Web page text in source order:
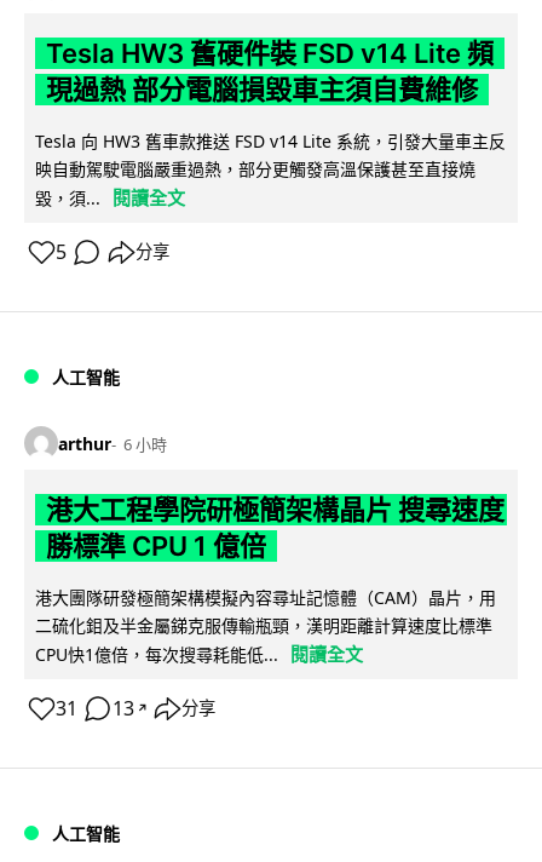
Tesla HW3 舊硬件裝 FSD v14 Lite 頻
現過熱 部分電腦損毀車主須自費維修
Tesla 向 HW3 舊車款推送 FSD v14 Lite 系統，引發大量車主反
映自動駕駛電腦嚴重過熱，部分更觸發高溫保護甚至直接燒
毀，須...
閱讀全文
5 分享
人工智能
arthur 6 小時
港大工程學院研極簡架構晶片 搜尋速度
勝標準 CPU 1 億倍
港大團隊研發極簡架構模擬內容尋址記憶體（CAM）晶片，用
二硫化鉬及半金屬銻克服傳輸瓶頸，漢明距離計算速度比標準
CPU快1億倍，每次搜尋耗能低...
閱讀全文
31 13 ↗ 分享
人工智能